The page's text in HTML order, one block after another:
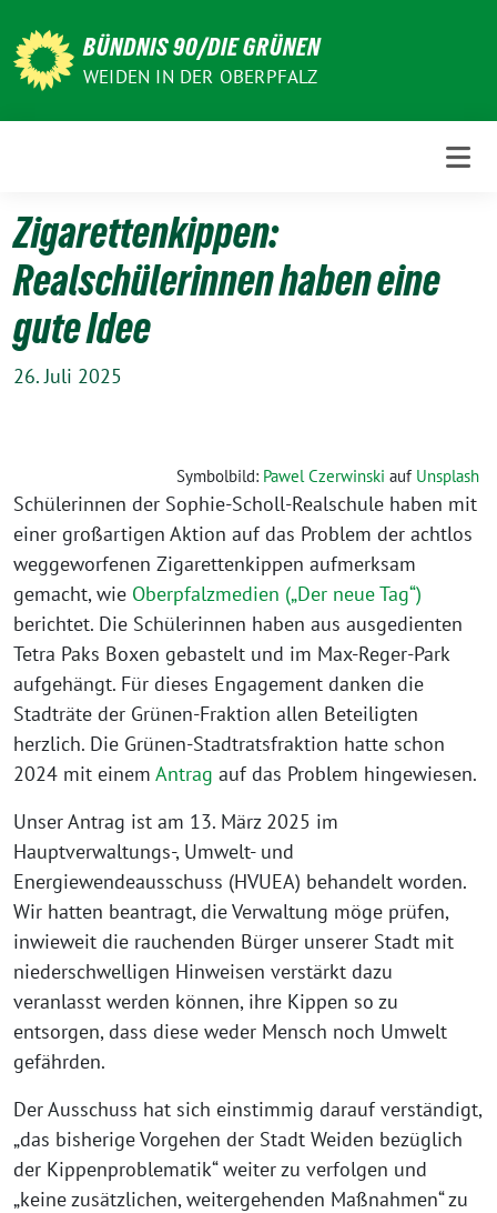
zum
Inhalt
BÜNDNIS 90/DIE GRÜNEN
WEIDEN IN DER OBERPFALZ
Zigarettenkippen:
Realschülerinnen haben eine
gute Idee
26. Juli 2025
Symbolbild: Pawel Czerwinski auf Unsplash
Schülerinnen der Sophie-Scholl-Realschule haben mit
einer großartigen Aktion auf das Problem der achtlos
weggeworfenen Zigarettenkippen aufmerksam
gemacht, wie Oberpfalzmedien („Der neue Tag“)
berichtet. Die Schülerinnen haben aus ausgedienten
Tetra Paks Boxen gebastelt und im Max-Reger-Park
aufgehängt. Für dieses Engagement danken die
Stadträte der Grünen-Fraktion allen Beteiligten
herzlich. Die Grünen-Stadtratsfraktion hatte schon
2024 mit einem Antrag auf das Problem hingewiesen.
Unser Antrag ist am 13. März 2025 im
Hauptverwaltungs-, Umwelt- und
Energiewendeausschuss (HVUEA) behandelt worden.
Wir hatten beantragt, die Verwaltung möge prüfen,
inwieweit die rauchenden Bürger unserer Stadt mit
niederschwelligen Hinweisen verstärkt dazu
veranlasst werden können, ihre Kippen so zu
entsorgen, dass diese weder Mensch noch Umwelt
gefährden.
Der Ausschuss hat sich einstimmig darauf verständigt,
„das bisherige Vorgehen der Stadt Weiden bezüglich
der Kippenproblematik“ weiter zu verfolgen und
„keine zusätzlichen, weitergehenden Maßnahmen“ zu